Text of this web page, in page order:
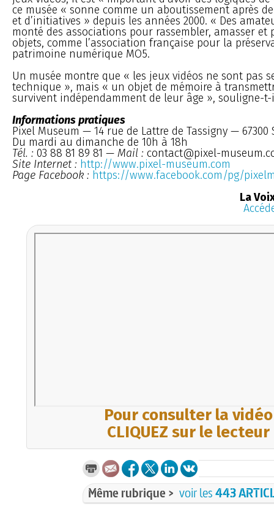
ce musée « sonne comme un aboutissement après
et d’initiatives » depuis les années 2000. « Des
monté des associations pour rassembler, amasser et
objets, comme l’association française pour la
patrimoine numérique MO5.
Un musée montre que « les jeux vidéos ne sont pas
technique », mais « un objet de mémoire à
survivent indépendamment de leur âge », souligne-
Informations pratiques
Pixel Museum — 14 rue de Lattre de Tassigny —
Du mardi au dimanche de 10h à 18h
Tél. : 03 88 81 89 81 — Mail : contact@pixel-
Site Internet : http://www.pixel-museum.com
Page Facebook : https://www.facebook.com/pg/
La
Pour consulter la vidéo
CLIQUEZ sur le lecteur
Même rubrique > voir les443